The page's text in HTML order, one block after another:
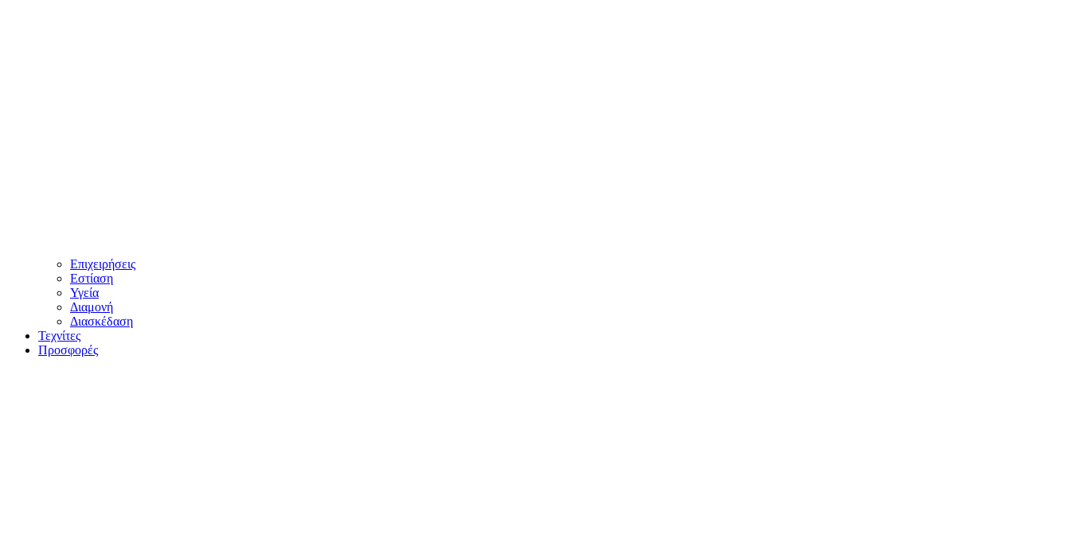
Επιχειρήσεις
Εστίαση
Υγεία
Διαμονή
Διασκέδαση
Τεχνίτες
Προσφορές